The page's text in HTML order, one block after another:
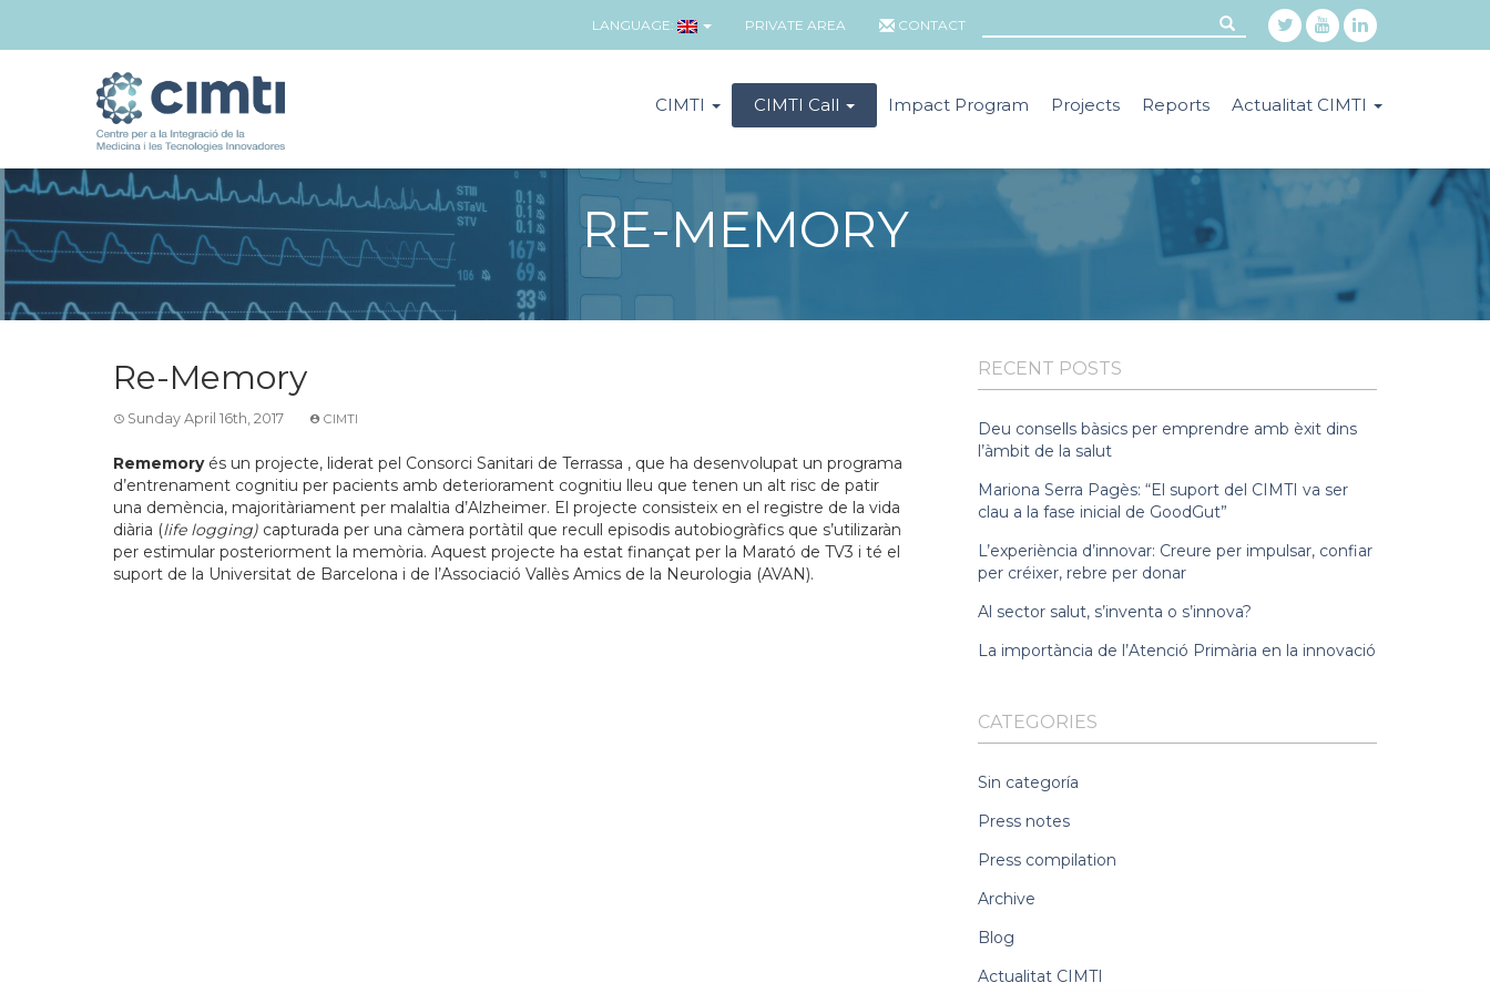
LANGUAGE: PRIVATE AREA CONTACT
CIMTI CIMTI Call Impact Program Projects Reports Actualitat CIMTI
RE-MEMORY
Re-Memory
Sunday April 16th, 2017 CIMTI
Rememory és un projecte, liderat pel Consorci Sanitari de Terrassa , que ha desenvolupat un programa
d’entrenament cognitiu per pacients amb deteriorament cognitiu lleu que tenen un alt risc de patir
una demència, majoritàriament per malaltia d’Alzheimer. El projecte consisteix en el registre de la vida
diària (life logging) capturada per una càmera portàtil que recull episodis autobiogràfics que s’utilizaràn
per estimular posteriorment la memòria. Aquest projecte ha estat finançat per la Marató de TV3 i té el
suport de la Universitat de Barcelona i de l’Associació Vallès Amics de la Neurologia (AVAN).
RECENT POSTS
Deu consells bàsics per emprendre amb èxit dins
l’àmbit de la salut
Mariona Serra Pagès: “El suport del CIMTI va ser
clau a la fase inicial de GoodGut”
L’experiència d’innovar: Creure per impulsar, confiar
per créixer, rebre per donar
Al sector salut, s’inventa o s’innova?
La importància de l’Atenció Primària en la innovació
CATEGORIES
Sin categoría
Press notes
Press compilation
Archive
Blog
Actualitat CIMTI